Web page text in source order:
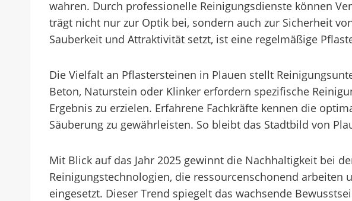
wahren. Durch professionelle Reinigungsdienste können
trägt nicht nur zur Optik bei, sondern auch zur Sicherheit
Sauberkeit und Attraktivität setzt, ist eine regelmäßige
Die Vielfalt an Pflastersteinen in Plauen stellt
Beton, Naturstein oder Klinker erfordern spezifische
Ergebnis zu erzielen. Erfahrene Fachkräfte kennen die
Säuberung zu gewährleisten. So bleibt das Stadtbild von
Mit Blick auf das Jahr 2025 gewinnt die Nachhaltigkeit bei
Reinigungstechnologien, die ressourcenschonend
eingesetzt. Dieser Trend spiegelt das wachsende